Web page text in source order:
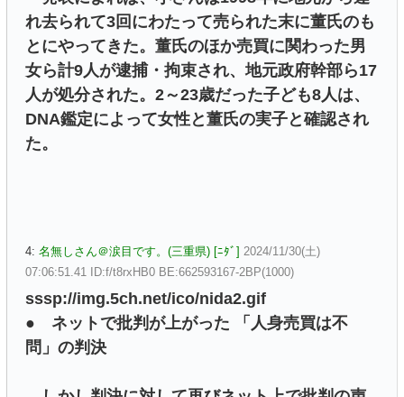
れ去られて3回にわたって売られた末に董氏のも
とにやってきた。董氏のほか売買に関わった男
女ら計9人が逮捕・拘束され、地元政府幹部ら17
人が処分された。2～23歳だった子ども8人は、
DNA鑑定によって女性と董氏の実子と確認され
た。
4: 名無しさん＠涙目です。(三重県) [ﾆﾀﾞ] 2024/11/30(土)
07:06:51.41 ID:f/t8rxHB0 BE:662593167-2BP(1000)
sssp://img.5ch.net/ico/nida2.gif
● ネットで批判が上がった 「人身売買は不
問」の判決